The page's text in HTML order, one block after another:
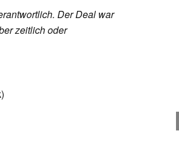
Der Deal war
zeitlich oder